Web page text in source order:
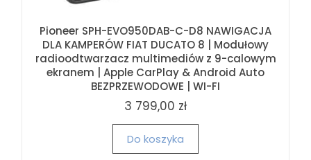
Pioneer SPH-EVO950DAB-C-D8 NAWIGACJA
DLA KAMPERÓW FIAT DUCATO 8 | Modułowy
radioodtwarzacz multimediów z 9-calowym
ekranem | Apple CarPlay & Android Auto
BEZPRZEWODOWE | WI-FI
3 799,00 zł
Do koszyka